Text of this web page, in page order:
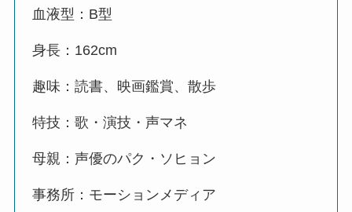
血液型：B型
身長：162cm
趣味：読書、映画鑑賞、散歩
特技：歌・演技・声マネ
母親：声優のパク・ソヒョン
事務所：モーションメディア